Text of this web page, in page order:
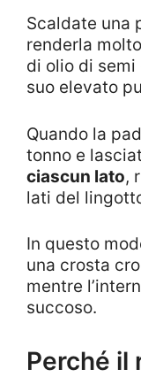
Scaldate una
renderla
di olio di
suo elevato
Quando la
tonno e
ciascun lato,
lati del
In questo
una crosta
mentre
succoso.
Perché il